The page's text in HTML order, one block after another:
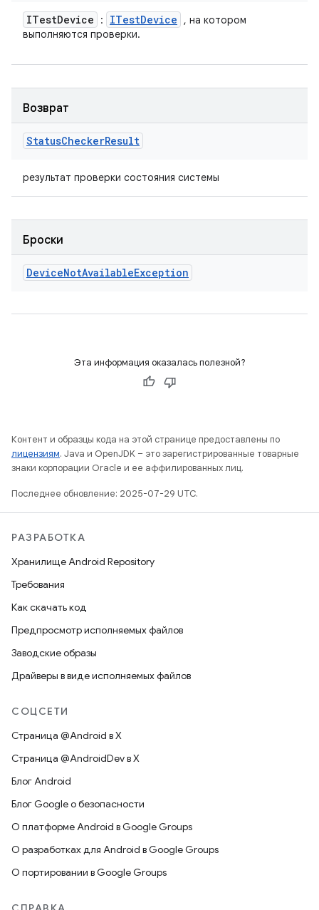
ITestDevice : ITestDevice
, на котором
выполняются проверки.
Возврат
StatusCheckerResult
результат проверки состояния системы
Броски
DeviceNotAvailableException
Эта информация оказалась полезной?
Контент и образцы кода на этой странице предоставлены по
лицензиям. Java и OpenJDK – это зарегистрированные товарные
знаки корпорации Oracle и ее аффилированных лиц.
Последнее обновление: 2025-07-29 UTC.
РАЗРАБОТКА
Хранилище Android Repository
Требования
Как скачать код
Предпросмотр исполняемых файлов
Заводские образы
Драйверы в виде исполняемых файлов
СОЦСЕТИ
Страница @Android в X
Страница @AndroidDev в X
Блог Android
Блог Google о безопасности
О платформе Android в Google Groups
О разработках для Android в Google Groups
О портировании в Google Groups